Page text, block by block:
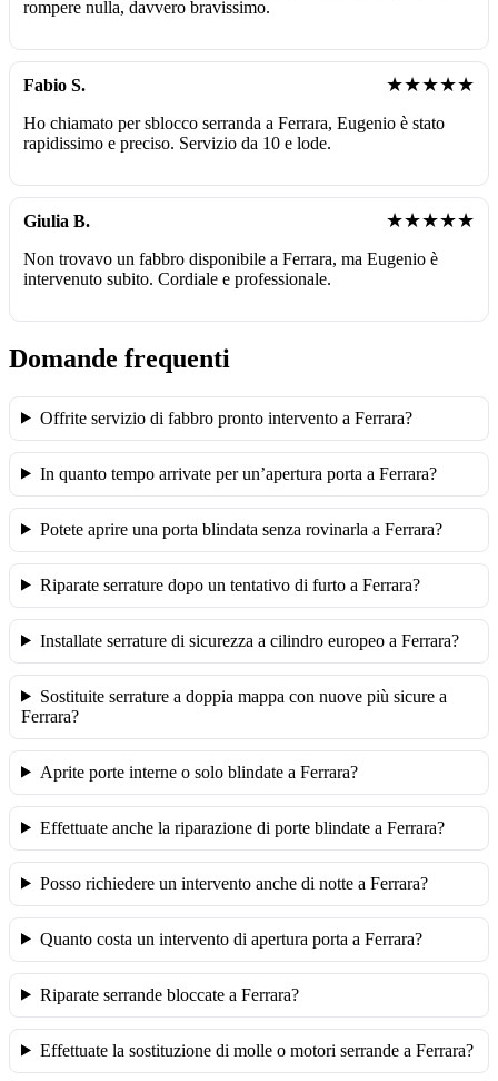
rompere nulla, davvero bravissimo.
Fabio S. ★★★★★
Ho chiamato per sblocco serranda a Ferrara, Eugenio è stato
rapidissimo e preciso. Servizio da 10 e lode.
Giulia B. ★★★★★
Non trovavo un fabbro disponibile a Ferrara, ma Eugenio è
intervenuto subito. Cordiale e professionale.
Domande frequenti
Offrite servizio di fabbro pronto intervento a Ferrara?
In quanto tempo arrivate per un’apertura porta a Ferrara?
Potete aprire una porta blindata senza rovinarla a Ferrara?
Riparate serrature dopo un tentativo di furto a Ferrara?
Installate serrature di sicurezza a cilindro europeo a Ferrara?
Sostituite serrature a doppia mappa con nuove più sicure a
Ferrara?
Aprite porte interne o solo blindate a Ferrara?
Effettuate anche la riparazione di porte blindate a Ferrara?
Posso richiedere un intervento anche di notte a Ferrara?
Quanto costa un intervento di apertura porta a Ferrara?
Riparate serrande bloccate a Ferrara?
Effettuate la sostituzione di molle o motori serrande a Ferrara?